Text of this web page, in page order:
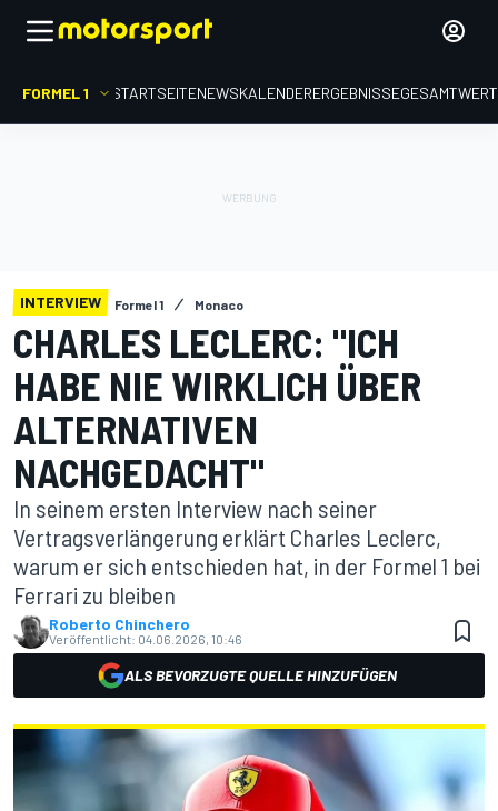
FORMEL 1 STARTSEITENEWSKALENDERERGEBNISSE
INTERVIEW Formel 1 Monaco
CHARLES LECLERC: "ICH
HABE NIE WIRKLICH ÜBER
ALTERNATIVEN
NACHGEDACHT"
In seinem ersten Interview nach seiner
Vertragsverlängerung erklärt Charles Leclerc,
warum er sich entschieden hat, in der Formel 1 bei
Ferrari zu bleiben
Roberto Chinchero
Veröffentlicht: 04.06.2026, 10:46
ALS BEVORZUGTE QUELLE HINZUFÜGEN